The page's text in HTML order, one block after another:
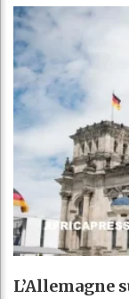
L’Allemagne